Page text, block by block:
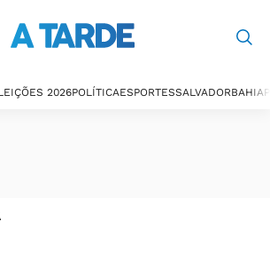
2026POLÍTICAESPORTESSALVADORBAHIA